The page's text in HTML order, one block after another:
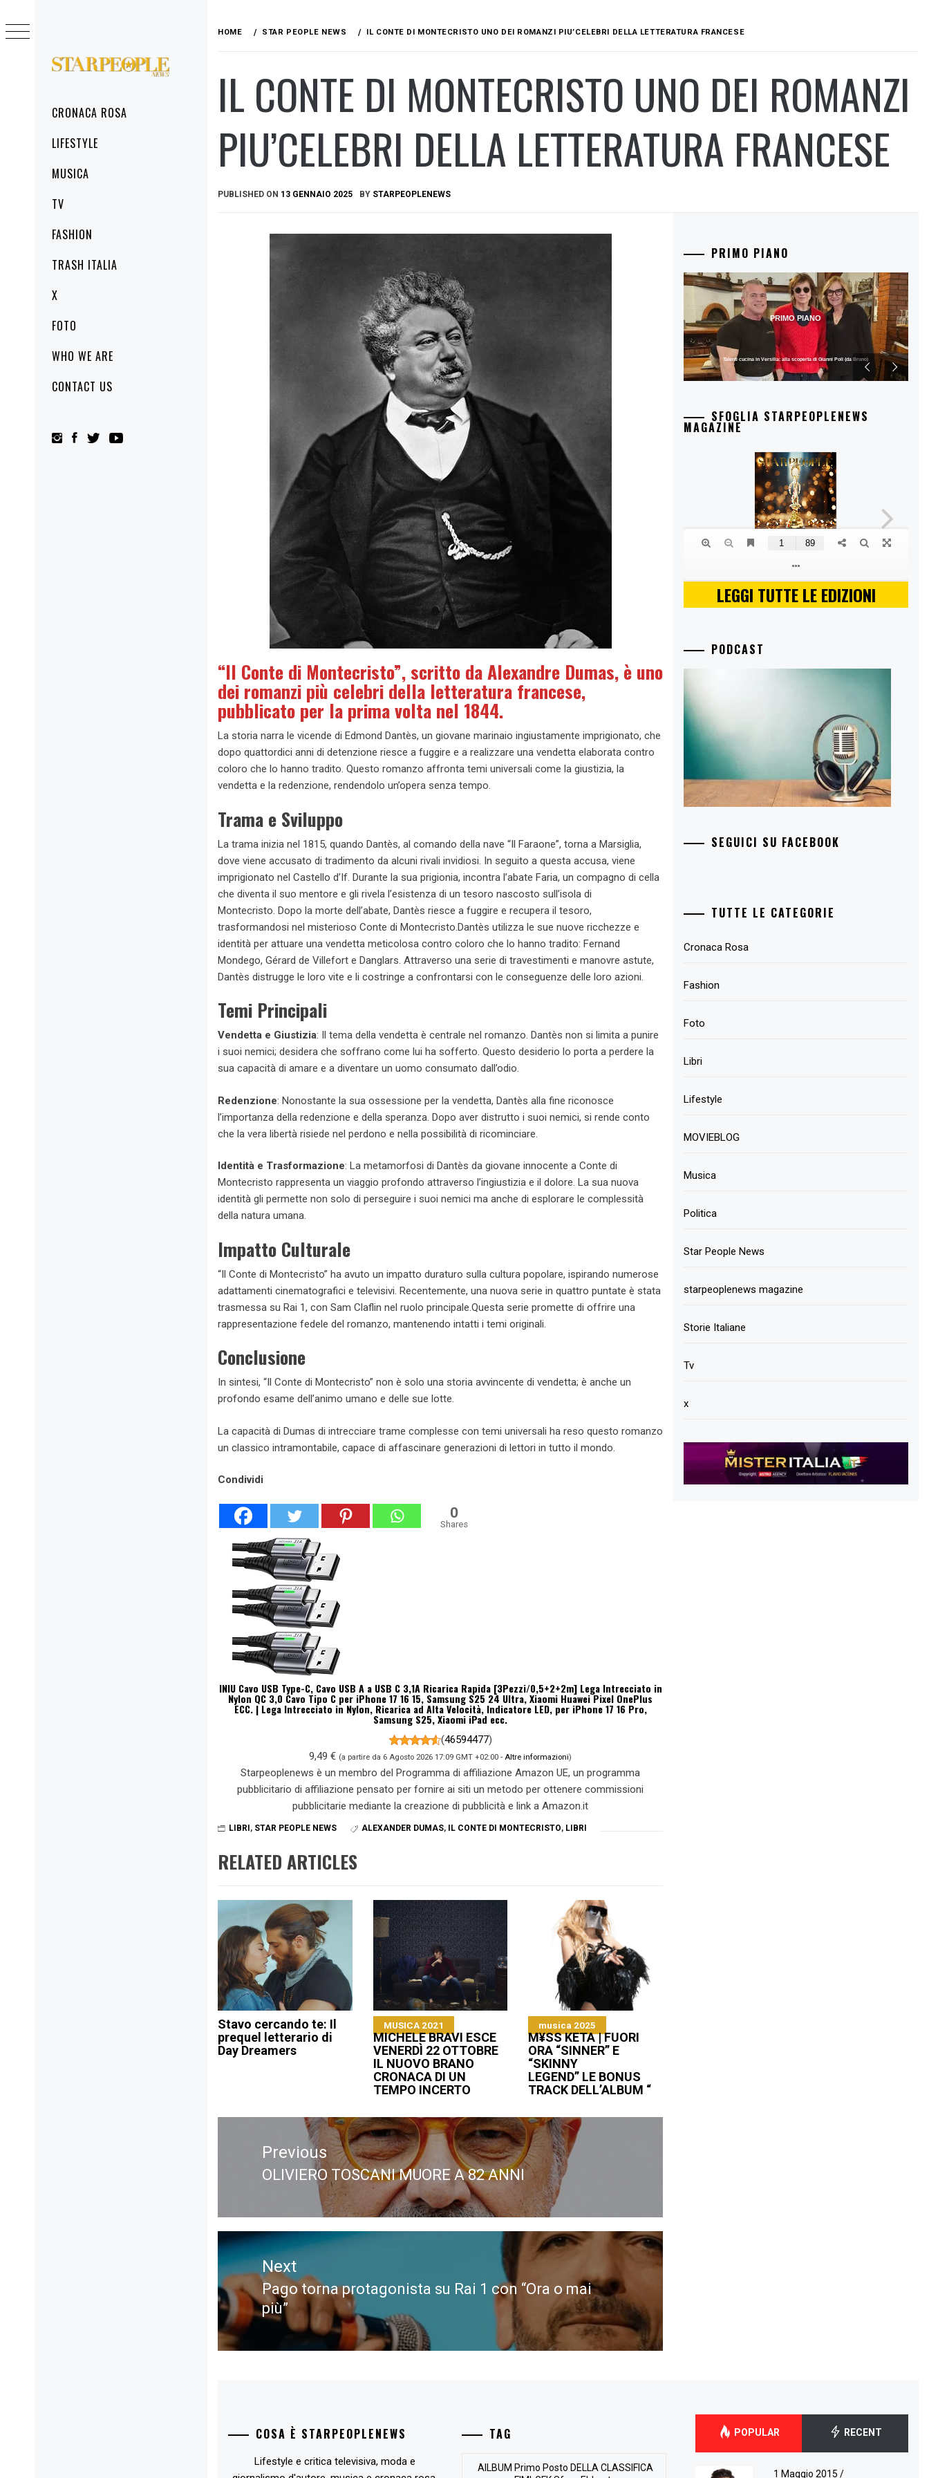
STARPEOPLENEWS
MenuCRONACA ROSA
LIFESTYLE
MUSICA
TV
FASHION
TRASH ITALIA
X
FOTO
WHO WE ARE
CONTACT US
to
content
HOME STAR PEOPLE NEWS IL CONTE DI MONTECRISTO UNO DEI ROMANZI PIU’CELEBRI DELLA LETTERATURA FRANCESE
IL CONTE DI MONTECRISTO UNO DEI ROMANZI
PIU’CELEBRI DELLA LETTERATURA FRANCESE
PUBLISHED ON 13 GENNAIO 2025 BY STARPEOPLENEWS
“Il Conte di Montecristo”, scritto da Alexandre Dumas, è uno
dei romanzi più celebri della letteratura francese,
pubblicato per la prima volta nel 1844.
La storia narra le vicende di Edmond Dantès, un giovane marinaio ingiustamente imprigionato, che
dopo quattordici anni di detenzione riesce a fuggire e a realizzare una vendetta elaborata contro
coloro che lo hanno tradito. Questo romanzo affronta temi universali come la giustizia, la
vendetta e la redenzione, rendendolo un’opera senza tempo.
Trama e Sviluppo
La trama inizia nel 1815, quando Dantès, al comando della nave “Il Faraone”, torna a Marsiglia,
dove viene accusato di tradimento da alcuni rivali invidiosi. In seguito a questa accusa, viene
imprigionato nel Castello d’If. Durante la sua prigionia, incontra l’abate Faria, un compagno di cella
che diventa il suo mentore e gli rivela l’esistenza di un tesoro nascosto sull’isola di
Montecristo. Dopo la morte dell’abate, Dantès riesce a fuggire e recupera il tesoro,
trasformandosi nel misterioso Conte di Montecristo.Dantès utilizza le sue nuove ricchezze e
identità per attuare una vendetta meticolosa contro coloro che lo hanno tradito: Fernand
Mondego, Gérard de Villefort e Danglars. Attraverso una serie di travestimenti e manovre astute,
Dantès distrugge le loro vite e li costringe a confrontarsi con le conseguenze delle loro azioni.
Temi Principali
Vendetta e Giustizia: Il tema della vendetta è centrale nel romanzo. Dantès non si limita a punire
i suoi nemici; desidera che soffrano come lui ha sofferto. Questo desiderio lo porta a perdere la
sua capacità di amare e a diventare un uomo consumato dall’odio.
Redenzione: Nonostante la sua ossessione per la vendetta, Dantès alla fine riconosce
l’importanza della redenzione e della speranza. Dopo aver distrutto i suoi nemici, si rende conto
che la vera libertà risiede nel perdono e nella possibilità di ricominciare.
Identità e Trasformazione: La metamorfosi di Dantès da giovane innocente a Conte di
Montecristo rappresenta un viaggio profondo attraverso l’ingiustizia e il dolore. La sua nuova
identità gli permette non solo di perseguire i suoi nemici ma anche di esplorare le complessità
della natura umana.
Impatto Culturale
“Il Conte di Montecristo” ha avuto un impatto duraturo sulla cultura popolare, ispirando numerose
adattamenti cinematografici e televisivi. Recentemente, una nuova serie in quattro puntate è stata
trasmessa su Rai 1, con Sam Claflin nel ruolo principale.Questa serie promette di offrire una
rappresentazione fedele del romanzo, mantenendo intatti i temi originali.
Conclusione
In sintesi, “Il Conte di Montecristo” non è solo una storia avvincente di vendetta; è anche un
profondo esame dell’animo umano e delle sue lotte.
La capacità di Dumas di intrecciare trame complesse con temi universali ha reso questo romanzo
un classico intramontabile, capace di affascinare generazioni di lettori in tutto il mondo.
Condividi
0
Shares
INIU Cavo USB Type-C, Cavo USB A a USB C 3,1A Ricarica Rapida [3Pezzi/0,5+2+2m] Lega Intrecciato in
Nylon QC 3,0 Cavo Tipo C per iPhone 17 16 15, Samsung S25 24 Ultra, Xiaomi Huawei Pixel OnePlus
ECC. | Lega Intrecciato in Nylon, Ricarica ad Alta Velocità, Indicatore LED, per iPhone 17 16 Pro,
Samsung S25, Xiaomi iPad ecc.
(46594477)
9,49 € (a partire da 6 Agosto 2026 17:09 GMT +02:00 -Altre informazioni)
Starpeoplenews è un membro del Programma di affiliazione Amazon UE, un programma
pubblicitario di affiliazione pensato per fornire ai siti un metodo per ottenere commissioni
pubblicitarie mediante la creazione di pubblicità e link a Amazon.it
LIBRI , STAR PEOPLE NEWS ALEXANDER DUMAS, IL CONTE DI MONTECRISTO, LIBRI
RELATED ARTICLES
Stavo cercando te: Il
prequel letterario di
Day Dreamers
MUSICA 2021
MICHELE BRAVI ESCE
VENERDÌ 22 OTTOBRE
IL NUOVO BRANO
CRONACA DI UN
TEMPO INCERTO
musica 2025
M¥SS KETA | FUORI
ORA “SINNER” E
“SKINNY
LEGEND” LE BONUS
TRACK DELL’ALBUM “
Navigazione
articoliPrevious
Previous
OLIVIERO TOSCANI MUORE A 82 ANNI
Next
Next
post:
Pago torna protagonista su Rai 1 con “Ora o mai
più”
PRIMO PIANO
Talenti cucina in Versilia: alla scoperta di Gianni Poli (da Bruno)
PRIMO PIANO
SFOGLIA STARPEOPLENEWS
MAGAZINE
LEGGI TUTTE LE EDIZIONI
PODCAST
SEGUICI SU FACEBOOK
TUTTE LE CATEGORIE
Cronaca Rosa
Fashion
Foto
Libri
Lifestyle
MOVIEBLOG
Musica
Politica
Star People News
starpeoplenews magazine
Storie Italiane
Tv
x
COSA È STARPEOPLENEWS
Lifestyle e critica televisiva, moda e
TAG
AlLBUM Primo Posto DELLA CLASSIFICA
POPULAR RECENT
1 Maggio 2015 /